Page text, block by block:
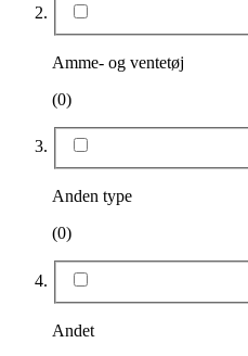
Amme- og ventetøj
(0)
Anden type
(0)
Andet